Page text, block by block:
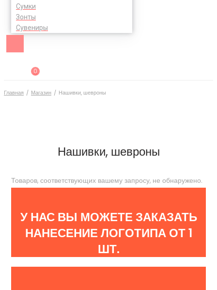
Сумки
Зонты
Сувениры
0
Главная / Магазин / Нашивки, шевроны
Нашивки, шевроны
Товаров, соответствующих вашему запросу, не обнаружено.
У НАС ВЫ МОЖЕТЕ ЗАКАЗАТЬ
НАНЕСЕНИЕ ЛОГОТИПА ОТ 1
ШТ.